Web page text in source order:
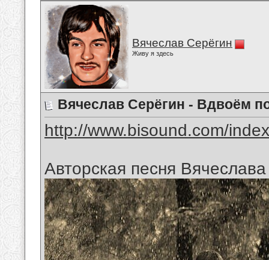
Вячеслав Серёгин
Живу я здесь
Вячеслав Серёгин - Вдвоём
http://www.bisound.com/
Авторская песня